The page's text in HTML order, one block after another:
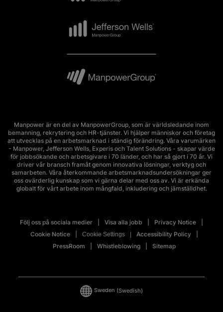
Manpower är en del av ManpowerGroup, som är världsledande inom
bemanning, rekrytering och HR-tjänster. Vi hjälper människor och företag
att utvecklas på en arbetsmarknad i ständig förändring. Våra varumärken
- Manpower, Jefferson Wells, Experis och Talent Solutions - skapar värde
för jobbsökande och arbetsgivare i 70 länder, och har så gjort i 70 år. Vi
driver vår bransch framåt genom innovativa lösningar, verktyg och
samarbeten. Våra återkommande arbetsmarknadsundersökningar ger
oss ovärderlig kunskap som vi gärna delar med oss av. Vi är erkända
globalt för vårt arbete inom mångfald, inkludering och jämställdhet.
Följ oss på sociala medier Visa alla jobb
Privacy Notice
Cookie Notice
Cookie Settings
Accessibility Policy
PressRoom
Whistleblowing Sitemap
Sweden (Swedish)